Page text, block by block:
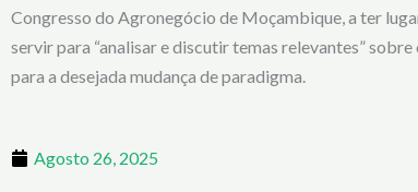
Congresso do Agronegócio de Moçambique, a ter
servir para “analisar e discutir temas relevantes” sobre
para a desejada mudança de paradigma.
Agosto 26, 2025